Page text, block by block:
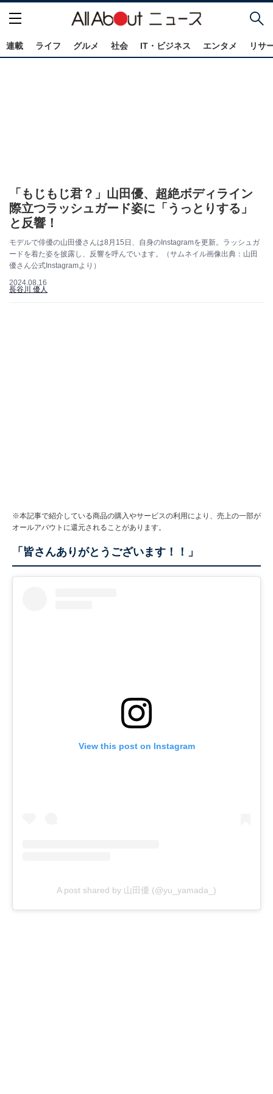
連載 ライフ グルメ 社会 IT・ビジネス エンタメ リサ
「もじもじ君？」山田優、超絶ボディライン
際立つラッシュガード姿に「うっとりする」
と反響！
モデルで俳優の山田優さんは8月15日、自身のInstagramを更新。ラッシュガ
ードを着た姿を披露し、反響を呼んでいます。（サムネイル画像出典：山田
優さん公式Instagramより）
2024.08.16
長谷川 優人
※本記事で紹介している商品の購入やサービスの利用により、売上の一部が
オールアバウトに還元されることがあります。
「皆さんありがとうございます！！」
View this post on Instagram
A post shared by 山田優 (@yu_yamada_)